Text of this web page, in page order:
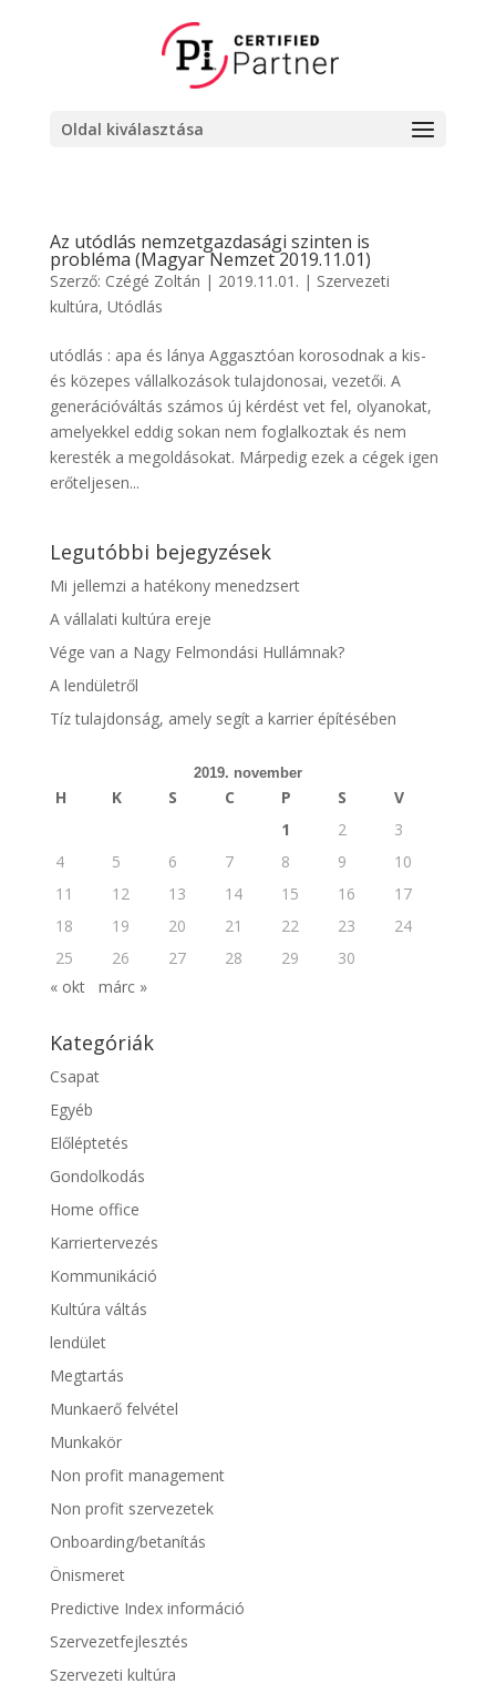
Oldal kiválasztása
Az utódlás nemzetgazdasági szinten is
probléma (Magyar Nemzet 2019.11.01)
Szerző: Czégé Zoltán | 2019.11.01. | Szervezeti
kultúra, Utódlás
utódlás : apa és lánya Aggasztóan korosodnak a kis-
és közepes vállalkozások tulajdonosai, vezetői. A
generációváltás számos új kérdést vet fel, olyanokat,
amelyekkel eddig sokan nem foglalkoztak és nem
keresték a megoldásokat. Márpedig ezek a cégek igen
erőteljesen...
Legutóbbi bejegyzések
Mi jellemzi a hatékony menedzsert
A vállalati kultúra ereje
Vége van a Nagy Felmondási Hullámnak?
A lendületről
Tíz tulajdonság, amely segít a karrier építésében
2019. november
H K S C P S
V
1
2
3
4
5 6 7 8 9
10
11
12 13 14 15 16
17
18
19 20 21 22 23
24
25
26 27 28 29
30
« okt
márc »
Kategóriák
Csapat
Egyéb
Előléptetés
Gondolkodás
Home office
Karriertervezés
Kommunikáció
Kultúra váltás
lendület
Megtartás
Munkaerő felvétel
Munkakör
Non profit management
Non profit szervezetek
Onboarding/betanítás
Önismeret
Predictive Index információ
Szervezetfejlesztés
Szervezeti kultúra